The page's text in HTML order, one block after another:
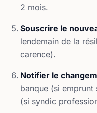
2 mois.
Souscrire le
lendemain de la
carence).
Notifier le
banque (si
(si syndic